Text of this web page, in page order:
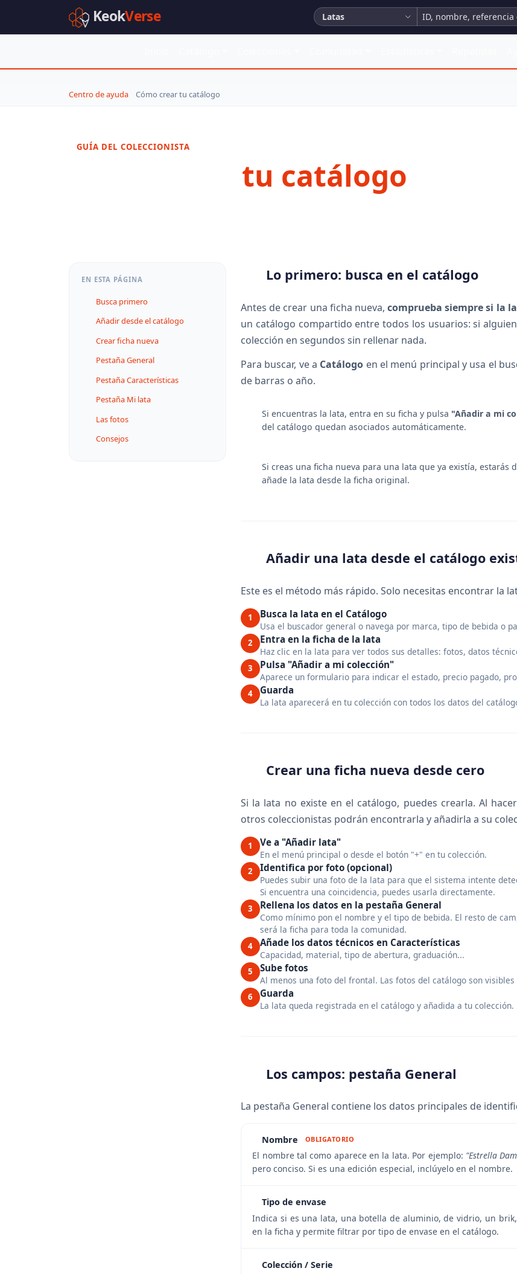
KeokVerse Latas
Centro de ayuda Cómo crear tu catálogo
GUÍA DEL COLECCIONISTA
tu catálogo
EN ESTA PÁGINA
Busca primero
Añadir desde el catálogo
Crear ficha nueva
Pestaña General
Pestaña Características
Pestaña Mi lata
Las fotos
Consejos
Lo primero: busca en el catálogo
Antes de crear una ficha nueva,comprueba siempre si la
un catálogo compartido entre todos los usuarios: si
colección en segundos sin rellenar nada.
Para buscar, ve a Catálogo en el menú principal y usa el
de barras o año.
Si encuentras la lata, entra en su ficha y pulsa "Añadir a mi
del catálogo quedan asociados automáticamente.
Si creas una ficha nueva para una lata que ya existía,
añade la lata desde la ficha original.
Añadir una lata desde el catálogo
Este es el método más rápido. Solo necesitas encontrar la
1 Busca la lata en el Catálogo
Usa el buscador general o navega por marca, tipo de bebida o
2 Entra en la ficha de la lata
Haz clic en la lata para ver todos sus detalles: fotos, datos
3 Pulsa "Añadir a mi colección"
Aparece un formulario para indicar el estado, precio pagado,
4 Guarda
La lata aparecerá en tu colección con todos los datos del
Crear una ficha nueva desde cero
Si la lata no existe en el catálogo, puedes crearla. Al
otros coleccionistas podrán encontrarla y añadirla a su
1 Ve a "Añadir lata"
En el menú principal o desde el botón "+" en tu colección.
2 Identifica por foto (opcional)
Puedes subir una foto de la lata para que el sistema intente
Si encuentra una coincidencia, puedes usarla directamente.
3 Rellena los datos en la pestaña General
Como mínimo pon el nombre y el tipo de bebida. El resto de
será la ficha para toda la comunidad.
4 Añade los datos técnicos en Características
Capacidad, material, tipo de abertura, graduación...
5 Sube fotos
Al menos una foto del frontal. Las fotos del catálogo son
6 Guarda
La lata queda registrada en el catálogo y añadida a tu colección.
Los campos: pestaña General
La pestaña General contiene los datos principales de
Nombre OBLIGATORIO
El nombre tal como aparece en la lata. Por ejemplo: "Estrella
pero conciso. Si es una edición especial, inclúyelo en el nombre.
Tipo de envase
Indica si es una lata, una botella de aluminio, de vidrio, un
en la ficha y permite filtrar por tipo de envase en el catálogo.
Colección / Serie